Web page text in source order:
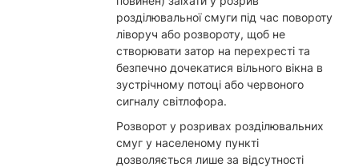
розділювальної смуги під час повороту
ліворуч або розвороту, щоб не
створювати затор на перехресті та
безпечно дочекатися вільного вікна в
зустрічному потоці або червоного
сигналу світлофора.
Розворот у розривах розділювальних
смуг у населеному пункті
дозволяється лише за відсутності